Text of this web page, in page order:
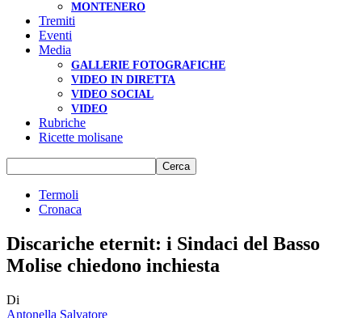
MONTENERO
Tremiti
Eventi
Media
GALLERIE FOTOGRAFICHE
VIDEO IN DIRETTA
VIDEO SOCIAL
VIDEO
Rubriche
Ricette molisane
Termoli
Cronaca
Discariche eternit: i Sindaci del Basso
Molise chiedono inchiesta
Di
Antonella Salvatore